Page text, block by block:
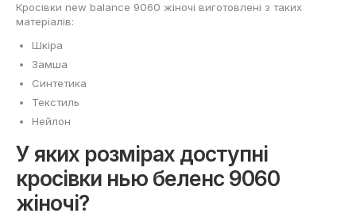
Кросівки new balance 9060 жіночі виготовлені з таких
матеріалів:
Шкіра
Замша
Синтетика
Текстиль
Нейлон
У яких розмірах доступні
кросівки нью беленс 9060
жіночі?